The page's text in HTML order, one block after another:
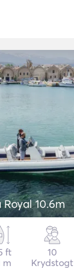
10.6m
ft
m
10
Krydstogt